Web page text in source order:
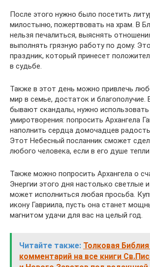
После этого нужно было посетить
милостыню, пожертвовать на храм. В
нельзя печалиться, выяснять
выполнять грязную работу по дому.
праздник, который принесет
в судьбе.
Также в этот день можно привлечь
мир в семье, достаток и благополучие.
бывают скандалы, нужно
умиротворения: попросить Архангела
наполнить сердца домочадцев
Этот Небесный посланник сможет
любого человека, если в его душе
Также можно попросить Архангела о
Энергии этого дня настолько светлые
может исполниться любая просьба.
икону Гавриила, пусть она станет
магнитом удачи для вас на целый год.
Читайте также: Толковая
комментарий на все книги